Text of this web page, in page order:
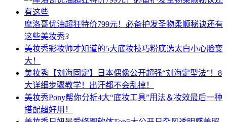
摩洛哥优油超狂特价799元！必备护发圣物柔顺秘诀还有
这些美妆秀3
美妆秀彩妆师才知道的5大底妆技巧粉底选太白小心脸变
大！
美妆秀 【刘海固定】日本偶像公开超强“刘海定型法”！8
大详细步骤教学！出汗都不会乱掉！
美妆秀Pony帮你分析4大“底妆工具”用法＆妆效最后一种
搭配超好用！